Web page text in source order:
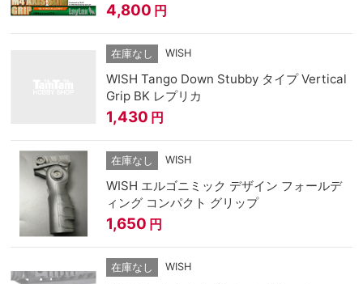
4,800 円
在庫なし WISH
WISH Tango Down Stubby タイプ Vertical
Grip BK レプリカ
1,430 円
在庫なし WISH
WISH エルゴニミック デザイン フォールデ
ィング コンパクト グリップ
1,650 円
在庫なし WISH